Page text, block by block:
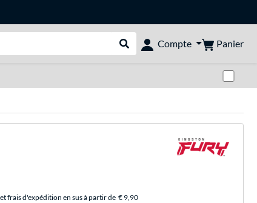
Rechercher dans le shop
Compte Panier
frais d'expédition en sus à partir de € 9,90